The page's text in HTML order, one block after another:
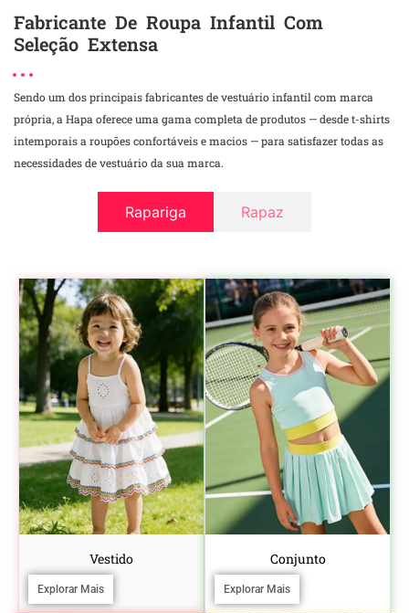
Fabricante De Roupa Infantil Com
Seleção Extensa
Sendo um dos principais fabricantes de vestuário infantil com marca
própria, a Hapa oferece uma gama completa de produtos — desde t-shirts
intemporais a roupões confortáveis e macios — para satisfazer todas as
necessidades de vestuário da sua marca.
Rapariga Rapaz
Vestido
Explorar Mais
Conjunto
Explorar Mais